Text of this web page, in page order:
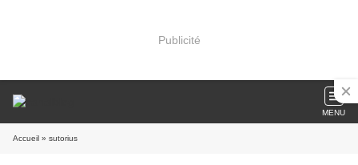
Publicité
MENU
Accueil » sutorius